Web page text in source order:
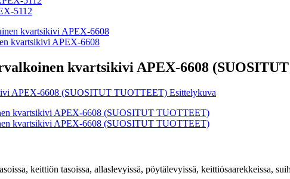
5112
kvartsikivi APEX-6608
kvartsikivi APEX-6608
keittiön tasoissa, allaslevyissä, pöytälevyissä, keittiösaarekkeissa,